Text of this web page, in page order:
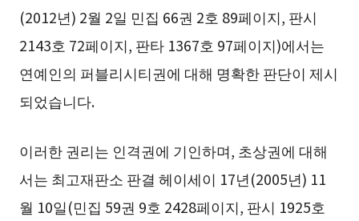
(2012년) 2월 2일 민집 66권 2호 89페이지, 판시
2143호 72페이지, 판타 1367호 97페이지)에서는
연예인의 퍼블리시티권에 대해 명확한 판단이 제시
되었습니다.
이러한 권리는 인격권에 기인하며, 초상권에 대해
서는 최고재판소 판결 헤이세이 17년(2005년) 11
월 10일(민집 59권 9호 2428페이지, 판시 1925호